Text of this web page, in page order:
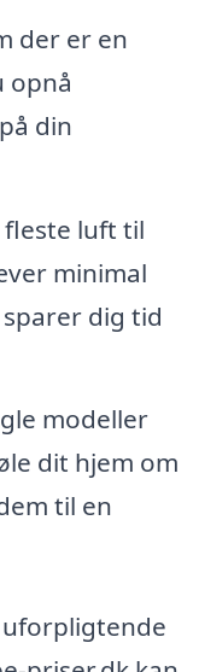
der er en
opnå
din
fleste luft til
minimal
dig tid
modeller
dit hjem om
til en